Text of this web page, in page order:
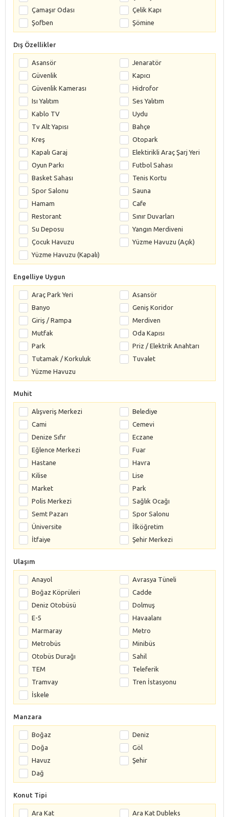
Çamaşır Odası
Çelik Kapı
Şofben
Şömine
Dış Özellikler
Asansör
Jenaratör
Güvenlik
Kapıcı
Güvenlik Kamerası
Hidrofor
Isı Yalıtım
Ses Yalıtım
Kablo TV
Uydu
Tv Alt Yapısı
Bahçe
Kreş
Otopark
Kapalı Garaj
Elektirikli Araç Şarj Yeri
Oyun Parkı
Futbol Sahası
Basket Sahası
Tenis Kortu
Spor Salonu
Sauna
Hamam
Cafe
Restorant
Sınır Duvarları
Su Deposu
Yangın Merdiveni
Çocuk Havuzu
Yüzme Havuzu (Açık)
Yüzme Havuzu (Kapalı)
Engelliye Uygun
Araç Park Yeri
Asansör
Banyo
Geniş Koridor
Giriş / Rampa
Merdiven
Mutfak
Oda Kapısı
Park
Priz / Elektrik Anahtarı
Tutamak / Korkuluk
Tuvalet
Yüzme Havuzu
Muhit
Alışveriş Merkezi
Belediye
Cami
Cemevi
Denize Sıfır
Eczane
Eğlence Merkezi
Fuar
Hastane
Havra
Kilise
Lise
Market
Park
Polis Merkezi
Sağlık Ocağı
Semt Pazarı
Spor Salonu
Üniversite
İlköğretim
İtfaiye
Şehir Merkezi
Ulaşım
Anayol
Avrasya Tüneli
Boğaz Köprüleri
Cadde
Deniz Otobüsü
Dolmuş
E-5
Havaalanı
Marmaray
Metro
Metrobüs
Minibüs
Otobüs Durağı
Sahil
TEM
Teleferik
Tramvay
Tren İstasyonu
İskele
Manzara
Boğaz
Deniz
Doğa
Göl
Havuz
Şehir
Dağ
Konut Tipi
Ara Kat
Ara Kat Dubleks